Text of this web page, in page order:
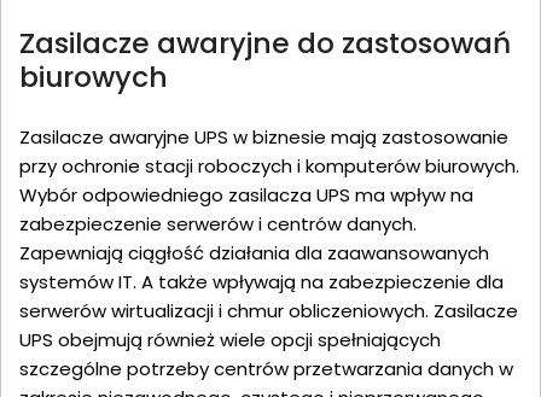
Zasilacze awaryjne do zastosowań
biurowych
Zasilacze awaryjne UPS w biznesie mają zastosowanie
przy ochronie stacji roboczych i komputerów biurowych.
Wybór odpowiedniego zasilacza UPS ma wpływ na
zabezpieczenie serwerów i centrów danych.
Zapewniają ciągłość działania dla zaawansowanych
systemów IT. A także wpływają na zabezpieczenie dla
serwerów wirtualizacji i chmur obliczeniowych. Zasilacze
UPS obejmują również wiele opcji spełniających
szczególne potrzeby centrów przetwarzania danych w